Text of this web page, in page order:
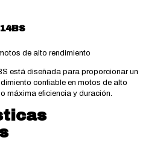
de alto rendimiento
está diseñada para proporcionar un
confiable en motos de alto
máxima eficiencia y duración.